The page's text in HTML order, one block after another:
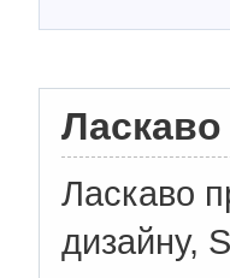
Ласкаво
дизайну,